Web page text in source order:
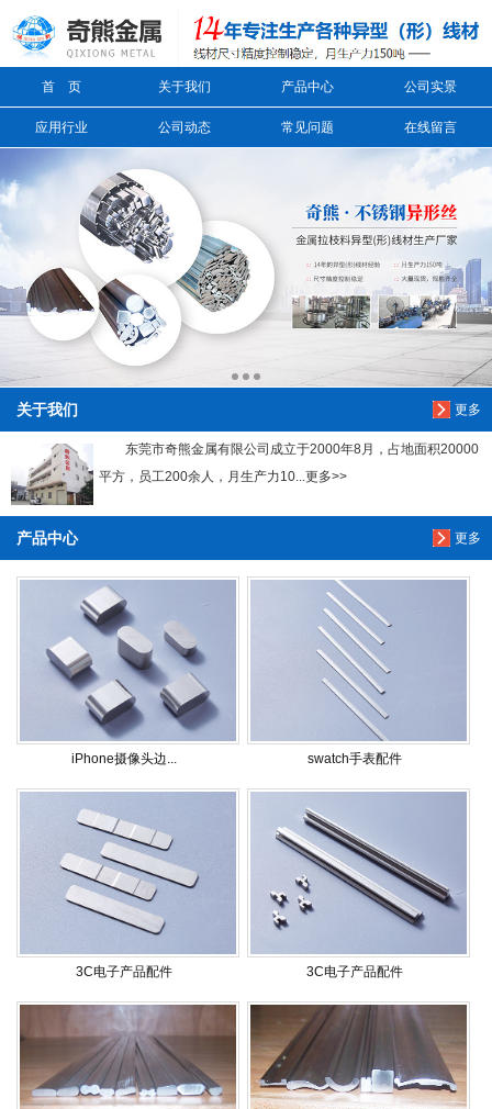
首 页 关于我们 产品中心 公司实景
应用行业 公司动态 常见问题 在线留言
更多
关于我们
东莞市奇熊金属有限公司成立于2000年8月，占地面积20000
平方，员工200余人，月生产力10...更多>>
更多
产品中心
iPhone摄像头边... swatch手表配件
3C电子产品配件 3C电子产品配件
信息搜索
搜索